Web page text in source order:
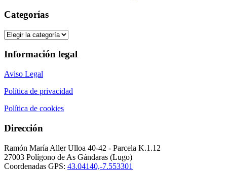
Categorías
Categorías
Información legal
Aviso Legal
Política de privacidad
Política de cookies
Dirección
Ramón María Aller Ulloa 40-42 - Parcela K.1.12
27003 Polígono de As Gándaras (Lugo)
Coordenadas GPS: 43.04140,-7.553301